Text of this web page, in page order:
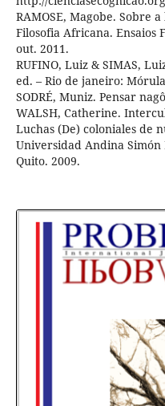
RAMOSE, Magobe. Sobre
Filosofia Africana. Ensaios
out. 2011.
RUFINO, Luiz & SIMAS,
ed. – Rio de janeiro:
SODRÉ, Muniz. Pensar
WALSH, Catherine.
Luchas (De) coloniales de
Universidad Andina Simón
Quito. 2009.